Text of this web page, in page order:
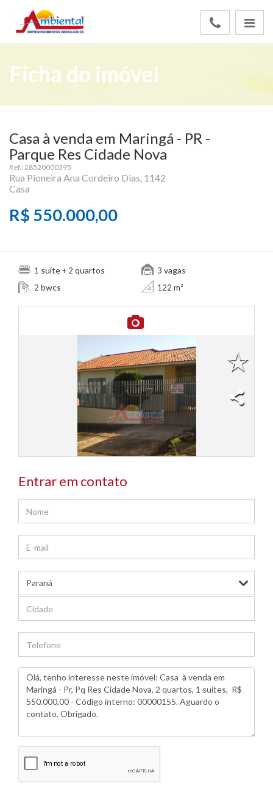
Ficha do imóvel
Casa à venda em Maringá - PR -
Parque Res Cidade Nova
Ref.: 28520000395
Rua Pioneira Ana Cordeiro Dias, 1142
Casa
R$ 550.000,00
1 suíte + 2 quartos
2 bwcs
3 vagas
122 m²
Entrar em contato